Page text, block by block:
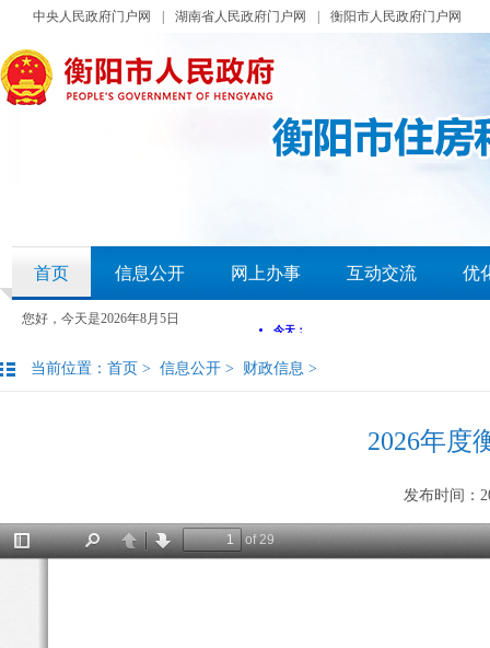
中央人民政府门户网 湖南省人民政府门户网 衡阳市人民政府门户网
首页 信息公开 网上办事 互动交流 优
您好，今天是2026年8月5日
当前位置： 首页 > 信息公开 > 财政信息 >
2026年度
发布时间：